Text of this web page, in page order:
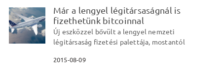
Már a lengyel légitársaságnál is
fizethetünk bitcoinnal
Új eszközzel bővült a lengyel nemzeti
légitársaság fizetési palettája, mostantól
2015-08-09